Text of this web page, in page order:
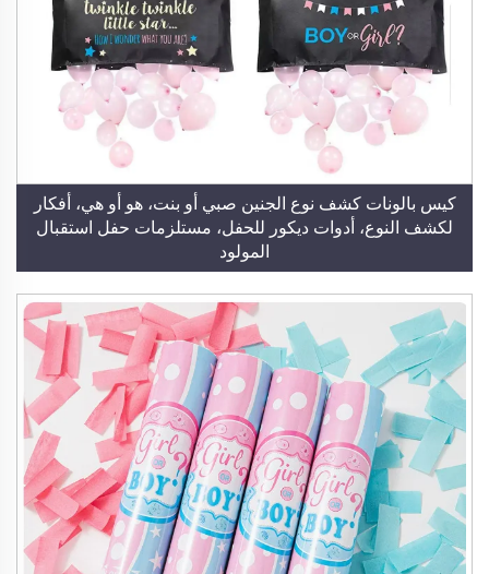
كيس بالونات كشف نوع الجنين صبي أو بنت، هو أو هي، أفكار
لكشف النوع، أدوات ديكور للحفل، مستلزمات حفل استقبال
المولود